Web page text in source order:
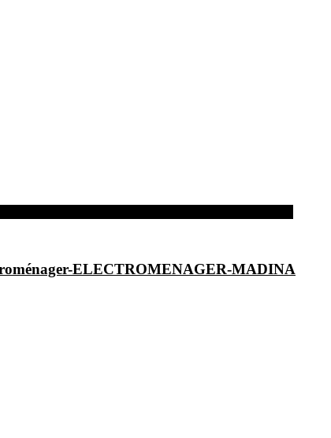
ELECTROMENAGER-MADINA